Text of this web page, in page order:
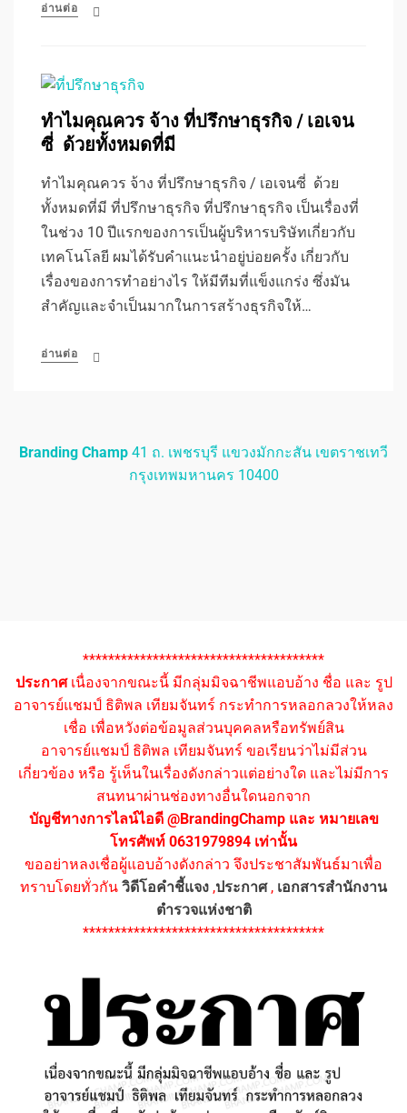
อ่านต่อ
ทำไมคุณควร จ้าง ที่ปรึกษาธุรกิจ / เอเจน
ซี่ ด้วยทั้งหมดที่มี
ทำไมคุณควร จ้าง ที่ปรึกษาธุรกิจ / เอเจนซี่ ด้วย
ทั้งหมดที่มี ที่ปรึกษาธุรกิจ ที่ปรึกษาธุรกิจ เป็นเรื่องที่
ในช่วง 10 ปีแรกของการเป็นผู้บริหารบริษัทเกี่ยวกับ
เทคโนโลยี ผมได้รับคำแนะนำอยู่บ่อยครั้ง เกี่ยวกับ
เรื่องของการทำอย่างไร ให้มีทีมที่แข็งแกร่ง ซึ่งมัน
สำคัญและจำเป็นมากในการสร้างธุรกิจให้…
อ่านต่อ
Branding Champ 41 ถ. เพชรบุรี แขวงมักกะสัน เขตราชเทวี
กรุงเทพมหานคร 10400
**************************************
ประกาศเนื่องจากขณะนี้ มีกลุ่มมิจฉาชีพแอบอ้าง ชื่อ และ รูป
อาจารย์แชมป์ ธิติพล เทียมจันทร์ กระทำการหลอกลวงให้หลง
เชื่อ เพื่อหวังต่อข้อมูลส่วนบุคคลหรือทรัพย์สิน
อาจารย์แชมป์ ธิติพล เทียมจันทร์ ขอเรียนว่าไม่มีส่วน
เกี่ยวข้อง หรือ รู้เห็นในเรื่องดังกล่าวแต่อย่างใด และไม่มีการ
สนทนาผ่านช่องทางอื่นใดนอกจาก
บัญชีทางการไลน์ไอดี @BrandingChamp และ หมายเลข
โทรศัพท์ 0631979894 เท่านั้น
ขออย่าหลงเชื่อผู้แอบอ้างดังกล่าว จึงประชาสัมพันธ์มาเพื่อ
ทราบโดยทั่วกัน วิดีโอคำชี้แจง ,ประกาศ, เอกสารสำนักงาน
ตำรวจแห่งชาติ
**************************************